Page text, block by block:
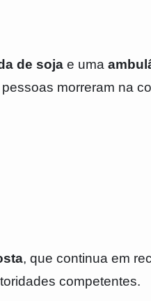
de soja e uma
morreram na
, que continua em
competentes.